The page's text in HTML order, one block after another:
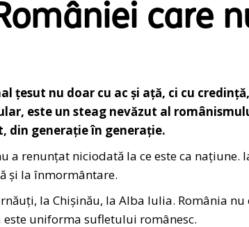
care
țesut nu doar cu ac și ață, ci cu credință,
este un steag nevăzut al
din generație în generație.
a renunțat niciodată la ce este ca națiune.
și la înmormântare.
la Chișinău, la Alba Iulia. România nu
uniforma sufletului românesc.